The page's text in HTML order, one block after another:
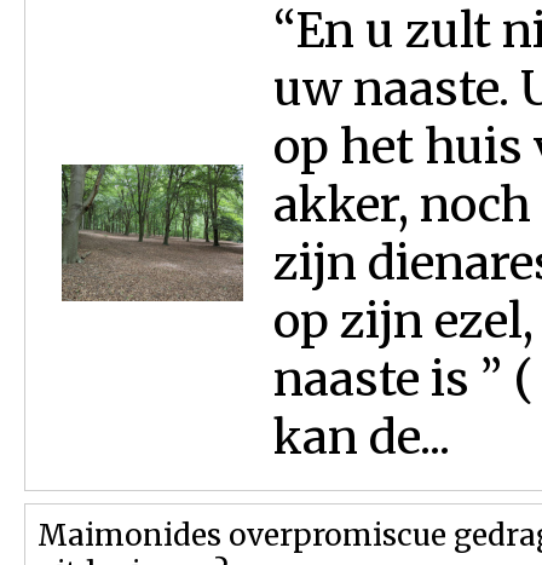
“En u zult
uw naaste.
op het huis
akker,
zijn
op zijn
naaste is ”
kan de...
Maimonides overpromiscue